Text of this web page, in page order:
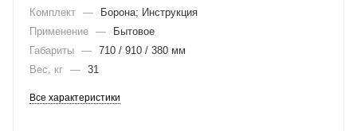
Комплект —
Борона; Инструкция
Применение —
Бытовое
Габариты — 710 / 910 / 380 мм
Вес, кг — 31
Все характеристики